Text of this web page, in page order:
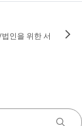
인을 위한 서